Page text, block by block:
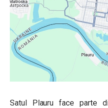
Satul Plauru face parte